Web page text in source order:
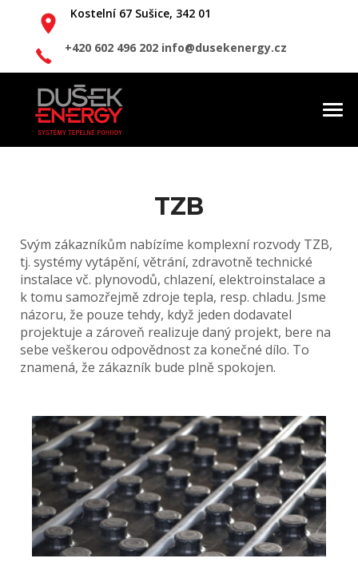
Kostelní 67 Sušice, 342 01
+420 602 496 202 info@dusekenergy.cz
TZB
Svým zákazníkům nabízíme komplexní rozvody TZB,
tj. systémy vytápění, větrání, zdravotně technické
instalace vč. plynovodů, chlazení, elektroinstalace a
k tomu samozřejmě zdroje tepla, resp. chladu. Jsme
názoru, že pouze tehdy, když jeden dodavatel
projektuje a zároveň realizuje daný projekt, bere na
sebe veškerou odpovědnost za konečné dílo. To
znamená, že zákazník bude plně spokojen.